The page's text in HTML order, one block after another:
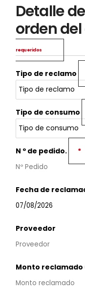
Detalle
orden
requeridos
Tipo de reclamo
Tipo de consumo
N º de pedido. *
Fecha de
Proveedor
Monto reclamado